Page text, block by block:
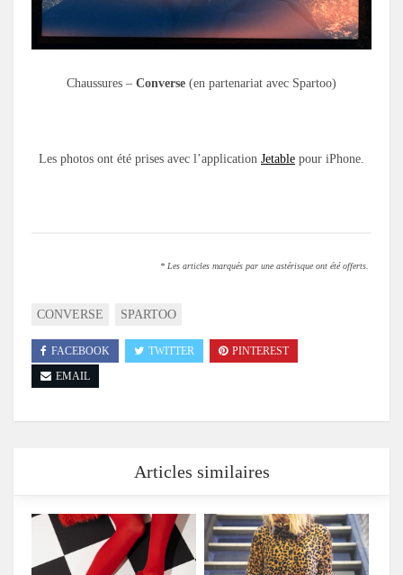
Chaussures – Converse (en partenariat avec Spartoo)
Les photos ont été prises avec l’application Jetable pour iPhone.
* Les articles marqués par une astérisque ont été offerts.
CONVERSE SPARTOO
FACEBOOK TWITTER
PINTEREST
EMAIL
Articles similaires